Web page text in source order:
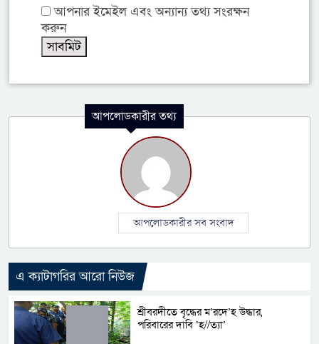
আপনার ইমেইল এবং অন্যান্য তথ্য সংরক্ষন
করুন
আপলোডকারীর তথ্য
আপলোডকারীর সব সংবাদ
এ ক্যাটাগরির আরো নিউজ
শ্রীবরদীতে বৃদ্ধের ম’রদে’হ উদ্ধার,
পরিবারের দাবি ‘হ//ত্যা’